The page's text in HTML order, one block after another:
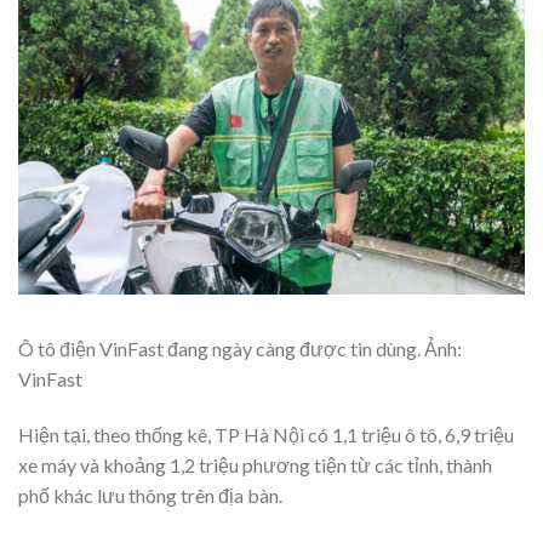
Ô tô điện VinFast đang ngày càng được tin dùng. Ảnh:
VinFast
Hiện tại, theo thống kê, TP Hà Nội có 1,1 triệu ô tô, 6,9 triệu
xe máy và khoảng 1,2 triệu phương tiện từ các tỉnh, thành
phố khác lưu thông trên địa bàn.